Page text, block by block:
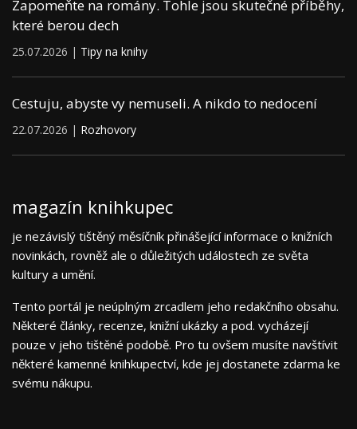
Zapomeňte na romány. Tohle jsou skutečné příběhy,
které berou dech
25.07.2026 | Tipy na knihy
Cestuju, abyste vy nemuseli. A nikdo to nedocení
22.07.2026 | Rozhovory
magazín knihkupec
je nezávislý tištěný měsíčník přinášející informace o knižních
novinkách, rovněž ale o důležitých událostech ze světa
kultury a umění.
Tento portál je neúplným zrcadlem jeho redakčního obsahu.
Některé články, recenze, knižní ukázky a pod. vycházejí
pouze v jeho tištěné podobě. Pro tu ovšem musíte navštívit
některé kamenné knihkupectví, kde jej dostanete zdarma ke
svému nákupu.